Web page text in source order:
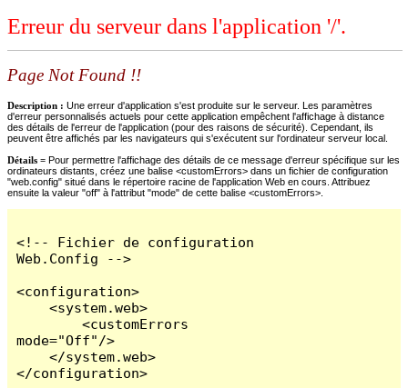
Erreur du serveur dans l'application '/'.
Page Not Found !!
Description : Une erreur d'application s'est produite sur le serveur. Les paramètres
d'erreur personnalisés actuels pour cette application empêchent l'affichage à distance
des détails de l'erreur de l'application (pour des raisons de sécurité). Cependant, ils
peuvent être affichés par les navigateurs qui s'exécutent sur l'ordinateur serveur local.
Détails = Pour permettre l'affichage des détails de ce message d'erreur spécifique sur les
ordinateurs distants, créez une balise <customErrors> dans un fichier de configuration
"web.config" situé dans le répertoire racine de l'application Web en cours. Attribuez
ensuite la valeur "off" à l'attribut "mode" de cette balise <customErrors>.
<!-- Fichier de configuration
Web.Config -->
<configuration>
    <system.web>
        <customErrors
mode="Off"/>
    </system.web>
</configuration>